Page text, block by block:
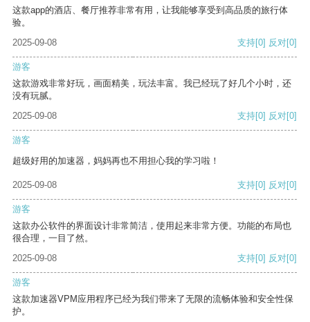
这款app的酒店、餐厅推荐非常有用，让我能够享受到高品质的旅行体
验。
2025-09-08
支持[0] 反对[0]
游客
这款游戏非常好玩，画面精美，玩法丰富。我已经玩了好几个小时，还
没有玩腻。
2025-09-08
支持[0] 反对[0]
游客
超级好用的加速器，妈妈再也不用担心我的学习啦！
2025-09-08 支持[0] 反对[0]
游客
这款办公软件的界面设计非常简洁，使用起来非常方便。功能的布局也
很合理，一目了然。
2025-09-08
支持[0] 反对[0]
游客
这款加速器VPM应用程序已经为我们带来了无限的流畅体验和安全性保
护。